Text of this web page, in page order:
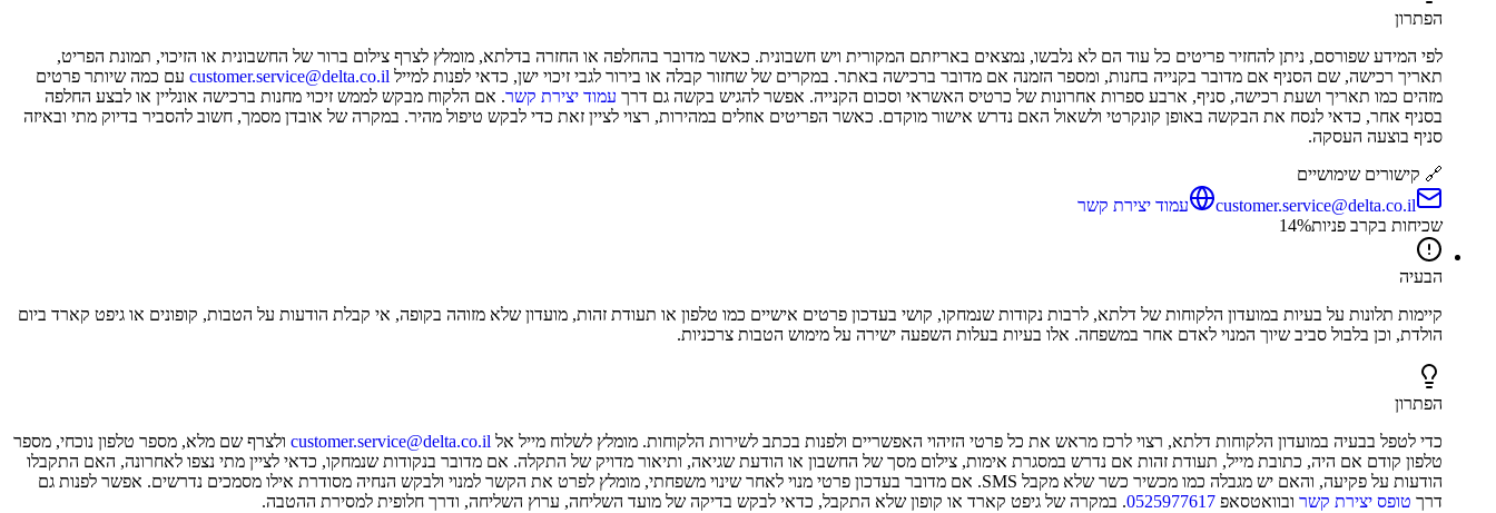
הפתרון
לפי המידע שפורסם, ניתן להחזיר פריטים כל עוד הם לא נלבשו, נמצאים באריזתם המקורית ויש חשבונית. כאשר מדובר בהחלפה או החזרה בדלתא, מומלץ לצרף צילום ברור של החשבונית או הזיכוי, תמונת הפריט,
תאריך רכישה, שם הסניף אם מדובר בקנייה בחנות, ומספר הזמנה אם מדובר ברכישה באתר. במקרים של שחזור קבלה או בירור לגבי זיכוי ישן, כדאי לפנות למייל customer.service@delta.co.il עם כמה שיותר פרטים
מזהים כמו תאריך ושעת רכישה, סניף, ארבע ספרות אחרונות של כרטיס האשראי וסכום הקנייה. אפשר להגיש בקשה גם דרך עמוד יצירת קשר. אם הלקוח מבקש לממש זיכוי מחנות ברכישה אונליין או לבצע החלפה
בסניף אחר, כדאי לנסח את הבקשה באופן קונקרטי ולשאול האם נדרש אישור מוקדם. כאשר הפריטים אוזלים במהירות, רצוי לציין זאת כדי לבקש טיפול מהיר. במקרה של אובדן מסמך, חשוב להסביר בדיוק מתי ובאיזה
סניף בוצעה העסקה.
🔗 קישורים שימושיים
customer.service@delta.co.il
עמוד יצירת קשר
שכיחות בקרב פניות
14%
הבעיה
קיימות תלונות על בעיות במועדון הלקוחות של דלתא, לרבות נקודות שנמחקו, קושי בעדכון פרטים אישיים כמו טלפון או תעודת זהות, מועדון שלא מזוהה בקופה, אי קבלת הודעות על הטבות, קופונים או גיפט קארד ביום
הולדת, וכן בלבול סביב שיוך המנוי לאדם אחר במשפחה. אלו בעיות בעלות השפעה ישירה על מימוש הטבות צרכניות.
הפתרון
כדי לטפל בבעיה במועדון הלקוחות דלתא, רצוי לרכז מראש את כל פרטי הזיהוי האפשריים ולפנות בכתב לשירות הלקוחות. מומלץ לשלוח מייל אל customer.service@delta.co.il ולצרף שם מלא, מספר טלפון נוכחי, מספר
טלפון קודם אם היה, כתובת מייל, תעודת זהות אם נדרש במסגרת אימות, צילום מסך של החשבון או הודעת שגיאה, ותיאור מדויק של התקלה. אם מדובר בנקודות שנמחקו, כדאי לציין מתי נצפו לאחרונה, האם התקבלו
הודעות על פקיעה, והאם יש מגבלה כמו מכשיר כשר שלא מקבל SMS. אם מדובר בעדכון פרטי מנוי לאחר שינוי משפחתי, מומלץ לפרט את הקשר למנוי ולבקש הנחיה מסודרת אילו מסמכים נדרשים. אפשר לפנות גם
דרך טופס יצירת קשר ובוואטסאפ 0525977617. במקרה של גיפט קארד או קופון שלא התקבל, כדאי לבקש בדיקה של מועד השליחה, ערוץ השליחה, ודרך חלופית למסירת ההטבה.